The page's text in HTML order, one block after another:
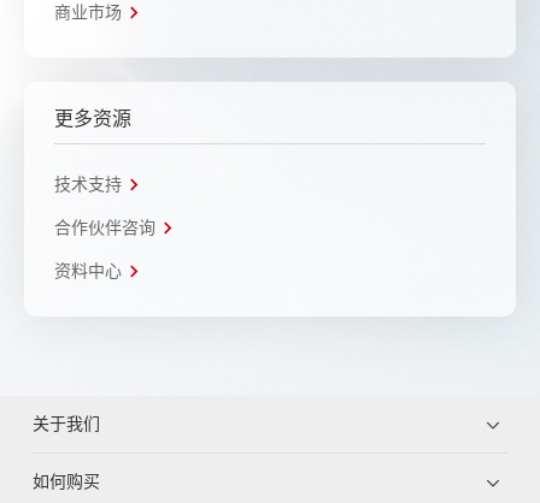
商业市场
更多资源
技术支持
合作伙伴咨询
资料中心
关于我们
如何购买